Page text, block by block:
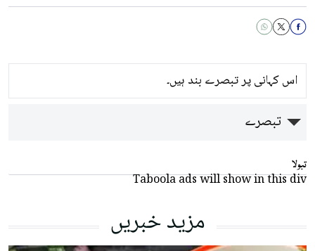
اس کہانی پر تبصرے بند ہیں۔
تبصرے
تبولا
Taboola ads will show in this div
مزید خبریں